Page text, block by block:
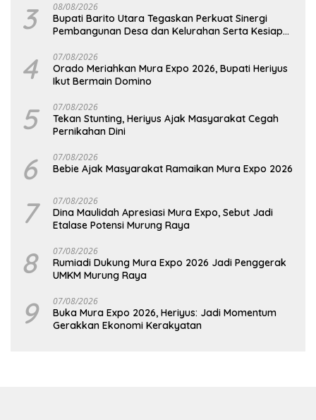
3 08/08/2026
Bupati Barito Utara Tegaskan Perkuat Sinergi
Pembangunan Desa dan Kelurahan Serta Kesiapan
4 07/08/2026
Orado Meriahkan Mura Expo 2026, Bupati Heriyus
Ikut Bermain Domino
5 07/08/2026
Tekan Stunting, Heriyus Ajak Masyarakat Cegah
Pernikahan Dini
6 07/08/2026
Bebie Ajak Masyarakat Ramaikan Mura Expo 2026
7 07/08/2026
Dina Maulidah Apresiasi Mura Expo, Sebut Jadi
Etalase Potensi Murung Raya
8 07/08/2026
Rumiadi Dukung Mura Expo 2026 Jadi Penggerak
UMKM Murung Raya
9 07/08/2026
Buka Mura Expo 2026, Heriyus: Jadi Momentum
Gerakkan Ekonomi Kerakyatan